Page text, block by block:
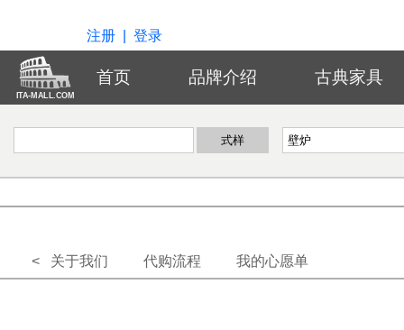
注册 登录
ITA-MALL.COM
首页 品牌介绍 古典家具
< 关于我们 代购流程 我的心愿单